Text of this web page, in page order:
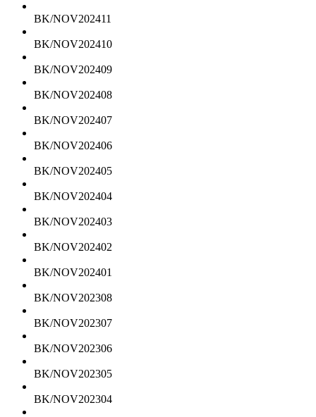
BK/NOV202411
BK/NOV202410
BK/NOV202409
BK/NOV202408
BK/NOV202407
BK/NOV202406
BK/NOV202405
BK/NOV202404
BK/NOV202403
BK/NOV202402
BK/NOV202401
BK/NOV202308
BK/NOV202307
BK/NOV202306
BK/NOV202305
BK/NOV202304